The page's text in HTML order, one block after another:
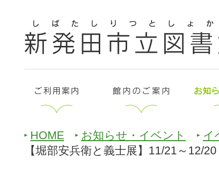
HOME お知らせ・イベント
イ
【堀部安兵衛と義士展】11/21～12/20